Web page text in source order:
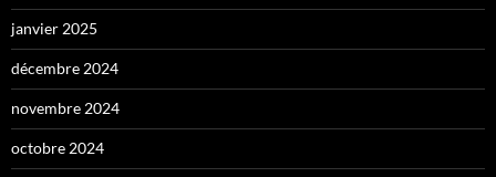
janvier 2025
décembre 2024
novembre 2024
octobre 2024